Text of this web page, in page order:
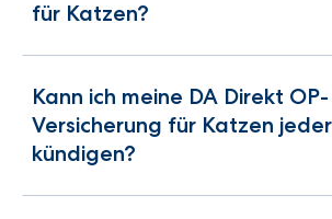
für Katzen?
Kann ich meine DA Direkt OP-
Versicherung für Katzen
kündigen?